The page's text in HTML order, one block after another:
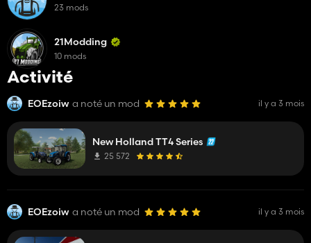
Activité
EOEzoiw a noté un mod il y a 3 mois
New Holland TT4 Series
25 572
EOEzoiw a noté un mod il y a 3 mois
23 mods
21Modding
10 mods